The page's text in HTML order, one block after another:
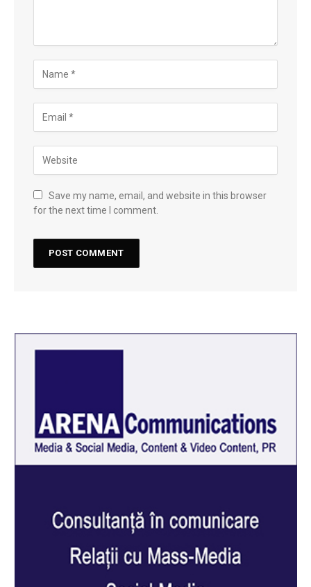
Save my name, email, and website in this browser
for the next time I comment.